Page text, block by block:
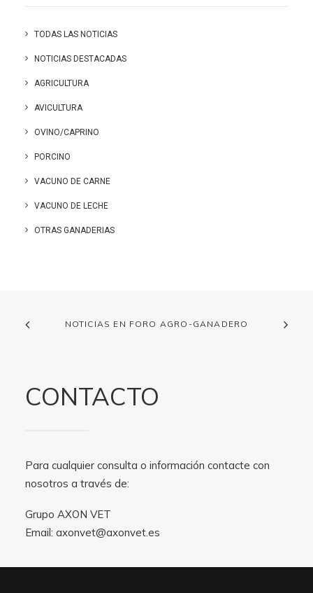
TODAS LAS NOTICIAS
NOTICIAS DESTACADAS
AGRICULTURA
AVICULTURA
OVINO/CAPRINO
PORCINO
VACUNO DE CARNE
VACUNO DE LECHE
OTRAS GANADERIAS
NOTICIAS EN FORO AGRO-GANADERO
CONTACTO
Para cualquier consulta o información contacte con
nosotros a través de:
Grupo AXON VET
Email: axonvet@axonvet.es